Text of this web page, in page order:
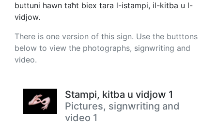
buttuni hawn taħt biex tara l-istampi, il-kitba u l-
vidjow.
There is one version of this sign. Use the butttons
below to view the photographs, signwriting and
video.
Stampi, kitba u vidjow 1
Pictures, signwriting and
video 1